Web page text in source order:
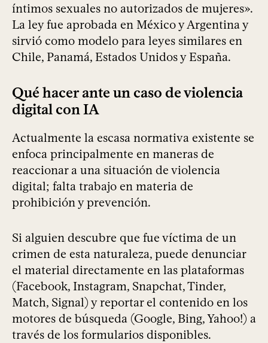
íntimos sexuales no autorizados de mujeres».
La ley fue aprobada en México y Argentina y
sirvió como modelo para leyes similares en
Chile, Panamá, Estados Unidos y España.
Qué hacer ante un caso de violencia
digital con IA
Actualmente la escasa normativa existente se
enfoca principalmente en maneras de
reaccionar a una situación de violencia
digital; falta trabajo en materia de
prohibición y prevención.
Si alguien descubre que fue víctima de un
crimen de esta naturaleza, puede denunciar
el material directamente en las plataformas
(Facebook, Instagram, Snapchat, Tinder,
Match, Signal) y reportar el contenido en los
motores de búsqueda (Google, Bing, Yahoo!) a
través de los formularios disponibles.